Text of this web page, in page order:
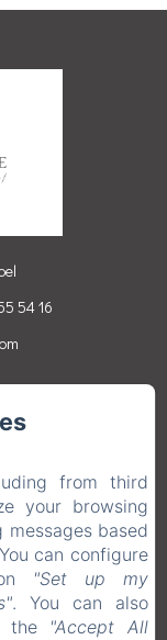
54 16
from third
your browsing
based
can configure
"Set up my
. You can also
the "Accept All